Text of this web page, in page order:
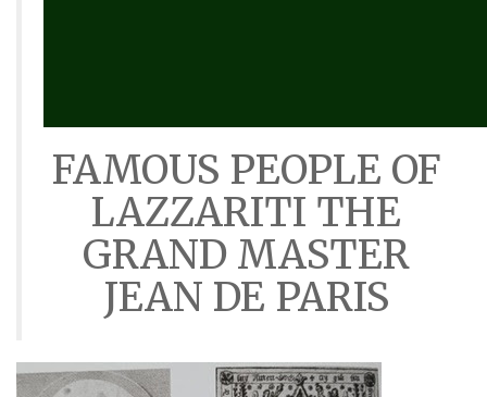
FAMOUS PEOPLE OF
LAZZARITI THE
GRAND MASTER
JEAN DE PARIS